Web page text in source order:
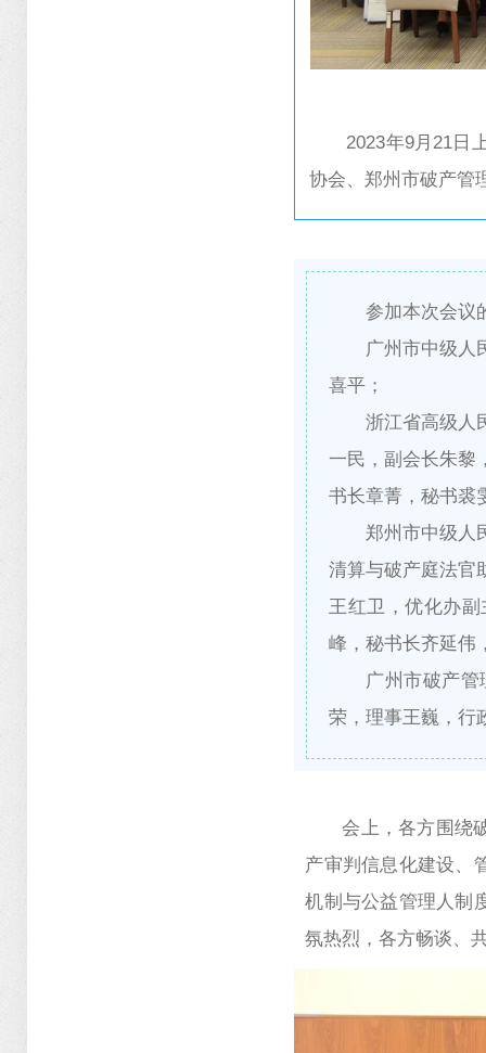
2023年9月21日
协会、郑州市破产管
参加本次会议
广州市中级人
喜平；
浙江省高级人
一民，副会长朱黎
书长章菁，秘书裘
郑州市中级人
清算与破产庭法官
王红卫，优化办
峰，秘书长齐延伟
广州市破产
荣，理事王巍，行
会上，各方围绕
产审判信息化建设、
机制与公益管理人制
氛热烈，各方畅谈、